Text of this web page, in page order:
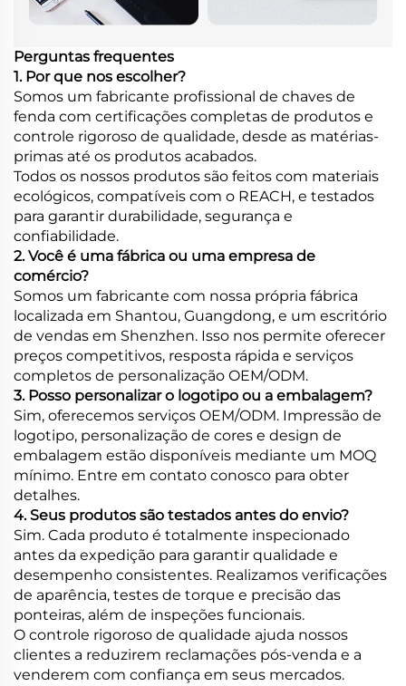
Perguntas frequentes
1. Por que nos escolher?
Somos um fabricante profissional de chaves de
fenda com certificações completas de produtos e
controle rigoroso de qualidade, desde as matérias-
primas até os produtos acabados.
Todos os nossos produtos são feitos com materiais
ecológicos, compatíveis com o REACH, e testados
para garantir durabilidade, segurança e
confiabilidade.
2. Você é uma fábrica ou uma empresa de
comércio?
Somos um fabricante com nossa própria fábrica
localizada em Shantou, Guangdong, e um escritório
de vendas em Shenzhen. Isso nos permite oferecer
preços competitivos, resposta rápida e serviços
completos de personalização OEM/ODM.
3. Posso personalizar o logotipo ou a embalagem?
Sim, oferecemos serviços OEM/ODM. Impressão de
logotipo, personalização de cores e design de
embalagem estão disponíveis mediante um MOQ
mínimo. Entre em contato conosco para obter
detalhes.
4. Seus produtos são testados antes do envio?
Sim. Cada produto é totalmente inspecionado
antes da expedição para garantir qualidade e
desempenho consistentes. Realizamos verificações
de aparência, testes de torque e precisão das
ponteiras, além de inspeções funcionais.
O controle rigoroso de qualidade ajuda nossos
clientes a reduzirem reclamações pós-venda e a
venderem com confiança em seus mercados.